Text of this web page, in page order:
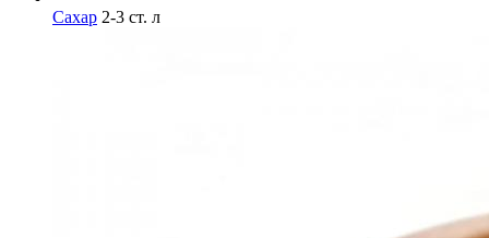
Сахар 2-3 ст. л